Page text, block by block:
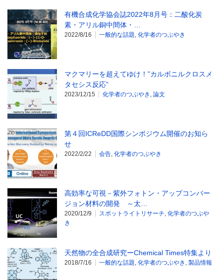
有機合成化学協会誌2022年8月号：二酸化炭
素・アリル銅中間体・…
2022/8/16 一般的な話題 化学者のつぶやき
マクマリーを超えてゆけ！”カルボニルクロスメ
タセシス反応”
2023/12/15 化学者のつぶやき 論文
第４回ICReDD国際シンポジウム開催のお知ら
せ
2022/2/22 会告 化学者のつぶやき
高効率な可視－紫外フォトン・アップコンバー
ジョン材料の開発 ～太…
2020/12/9 スポットライトリサーチ 化学者のつぶや
き
天然物の全合成研究ーChemical Times特集より
2018/7/16 一般的な話題 化学者のつぶやき 製品情報